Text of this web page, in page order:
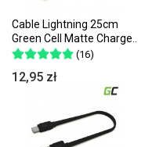
Cable Lightning 25cm
Green Cell Matte Charge..
(16)
12,95 zł